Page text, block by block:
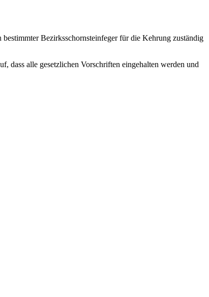
Bezirksschornsteinfeger für die Kehrung zuständig
dass alle gesetzlichen Vorschriften eingehalten werden und